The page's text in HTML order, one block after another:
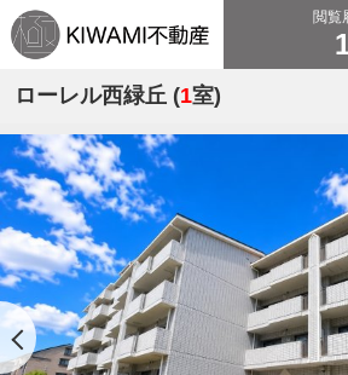
閲覧
ローレル西緑丘 (1室)